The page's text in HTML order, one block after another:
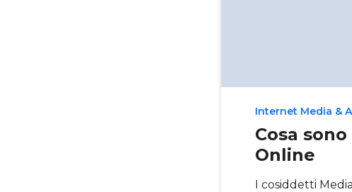
Internet Media &
Cosa
Online
I cosiddetti